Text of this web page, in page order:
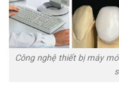
Công nghệ thiết bị máy